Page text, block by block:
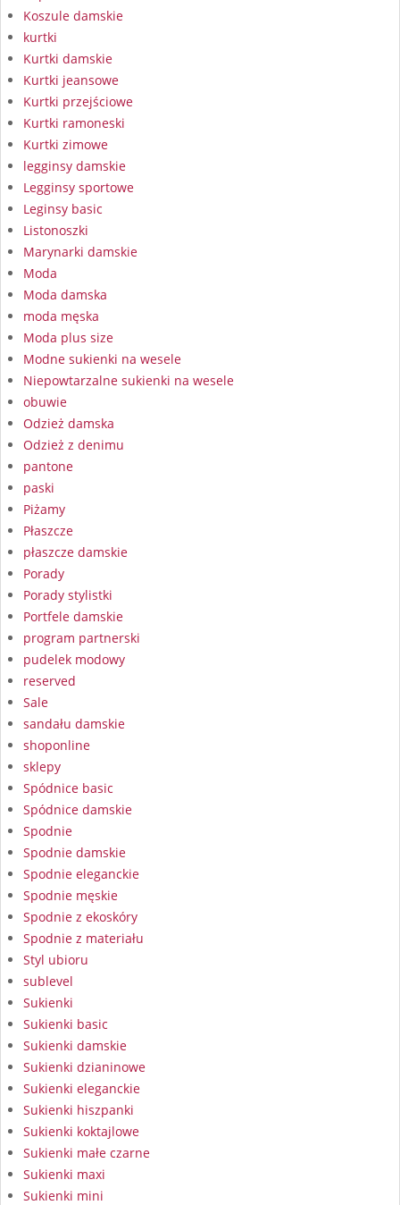
Koszule damskie
kurtki
Kurtki damskie
Kurtki jeansowe
Kurtki przejściowe
Kurtki ramoneski
Kurtki zimowe
legginsy damskie
Legginsy sportowe
Leginsy basic
Listonoszki
Marynarki damskie
Moda
Moda damska
moda męska
Moda plus size
Modne sukienki na wesele
Niepowtarzalne sukienki na wesele
obuwie
Odzież damska
Odzież z denimu
pantone
paski
Piżamy
Płaszcze
płaszcze damskie
Porady
Porady stylistki
Portfele damskie
program partnerski
pudelek modowy
reserved
Sale
sandału damskie
shoponline
sklepy
Spódnice basic
Spódnice damskie
Spodnie
Spodnie damskie
Spodnie eleganckie
Spodnie męskie
Spodnie z ekoskóry
Spodnie z materiału
Styl ubioru
sublevel
Sukienki
Sukienki basic
Sukienki damskie
Sukienki dzianinowe
Sukienki eleganckie
Sukienki hiszpanki
Sukienki koktajlowe
Sukienki małe czarne
Sukienki maxi
Sukienki mini